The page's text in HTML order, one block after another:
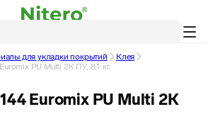
для укладки покрытий
Клея
PU Multi 2К ПУ, 8,1 кг.
Euromix PU Multi 2К